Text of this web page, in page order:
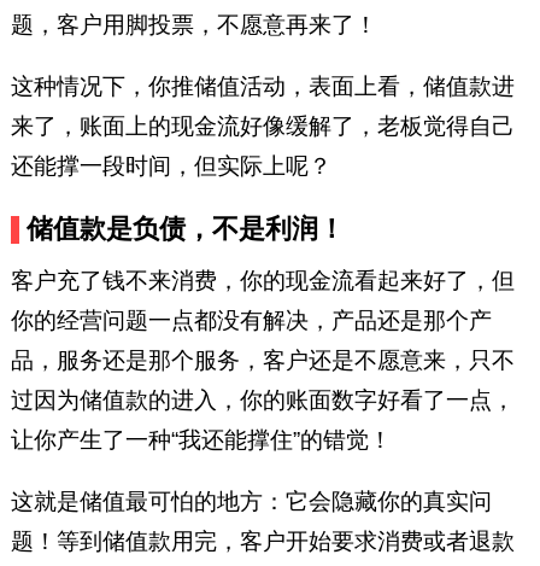
题，客户用脚投票，不愿意再来了！
这种情况下，你推储值活动，表面上看，储值款进
来了，账面上的现金流好像缓解了，老板觉得自己
还能撑一段时间，但实际上呢？
储值款是负债，不是利润！
客户充了钱不来消费，你的现金流看起来好了，但
你的经营问题一点都没有解决，产品还是那个产
品，服务还是那个服务，客户还是不愿意来，只不
过因为储值款的进入，你的账面数字好看了一点，
让你产生了一种“我还能撑住”的错觉！
这就是储值最可怕的地方：它会隐藏你的真实问
题！等到储值款用完，客户开始要求消费或者退款